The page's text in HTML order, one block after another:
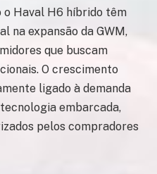
o Haval H6 híbrido têm
na expansão da GWM,
que buscam
O crescimento
ligado à demanda
embarcada,
pelos compradores